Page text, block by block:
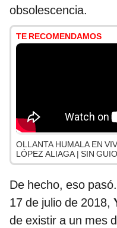
obsolescencia.
TE RECOMENDAMOS
OLLANTA HUMALA EN
LÓPEZ ALIAGA | SIN
De hecho, eso
17 de julio de 2018,
de existir a un mes